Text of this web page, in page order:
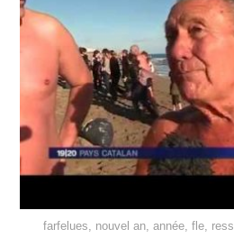
farfelues, nouvel an, année, fle,